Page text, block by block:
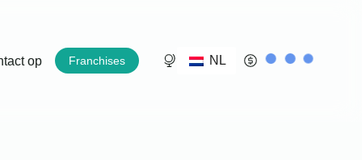
op Franchises NL